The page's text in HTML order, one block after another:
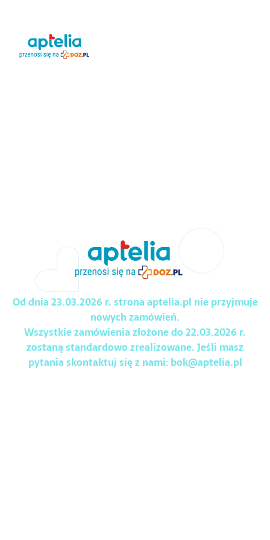
Od dnia 23.03.2026 r. strona aptelia.pl nie przyjmuje
nowych zamówień.
Wszystkie zamówienia złożone do 22.03.2026 r.
zostaną standardowo zrealizowane. Jeśli masz
pytania skontaktuj się z nami:bok@aptelia.pl